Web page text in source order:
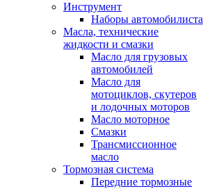
Инструмент
Наборы автомобилиста
Масла, технические
жидкости и смазки
Масло для грузовых
автомобилей
Масло для
мотоциклов, скутеров
и лодочных моторов
Масло моторное
Смазки
Трансмиссионное
масло
Тормозная система
Передние тормозные